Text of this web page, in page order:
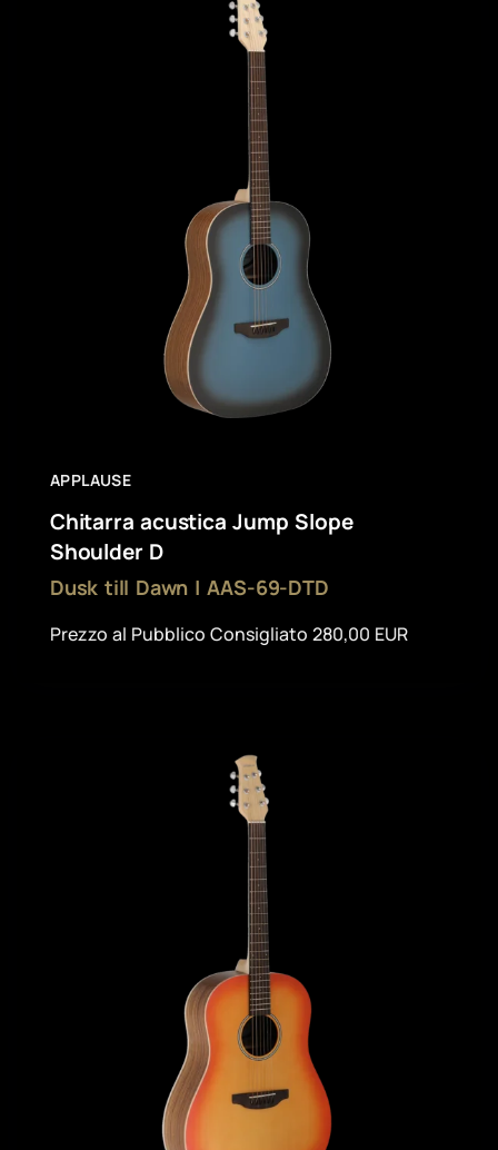
APPLAUSE
Chitarra acustica Jump Slope
Shoulder D
Dusk till Dawn | AAS-69-DTD
Prezzo al Pubblico Consigliato 280,00 EUR